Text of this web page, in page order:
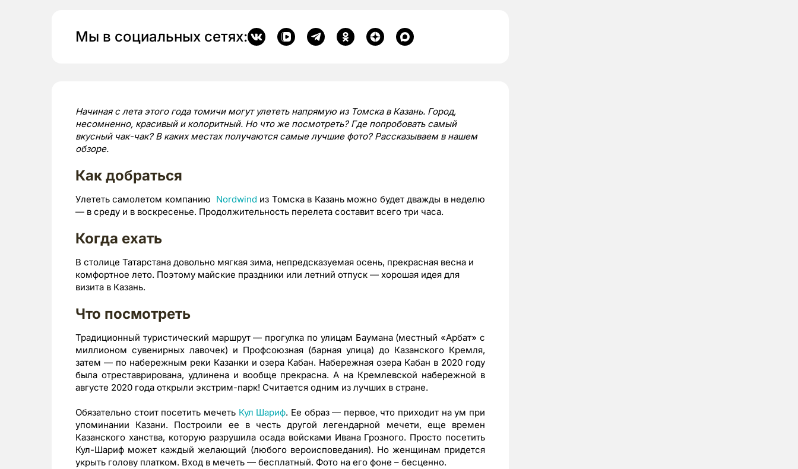
Мы в социальных сетях:
Начиная с лета этого года томичи могут улететь напрямую из Томска в Казань. Город,
несомненно, красивый и колоритный. Но что же посмотреть? Где попробовать самый
вкусный чак-чак? В каких местах получаются самые лучшие фото? Рассказываем в нашем
обзоре.
Как добраться
Улететь самолетом компанию Nordwind из Томска в Казань можно будет дважды в неделю
— в среду и в воскресенье. Продолжительность перелета составит всего три часа.
Когда ехать
В столице Татарстана довольно мягкая зима, непредсказуемая осень, прекрасная весна и
комфортное лето. Поэтому майские праздники или летний отпуск — хорошая идея для
визита в Казань.
Что посмотреть
Традиционный туристический маршрут — прогулка по улицам Баумана (местный «Арбат» с
миллионом сувенирных лавочек) и Профсоюзная (барная улица) до Казанского Кремля,
затем — по набережным реки Казанки и озера Кабан. Набережная озера Кабан в 2020 году
была отреставрирована, удлинена и вообще прекрасна. А на Кремлевской набережной в
августе 2020 года открыли экстрим-парк! Считается одним из лучших в стране.
Обязательно стоит посетить мечеть Кул Шариф. Ее образ — первое, что приходит на ум при
упоминании Казани. Построили ее в честь другой легендарной мечети, еще времен
Казанского ханства, которую разрушила осада войсками Ивана Грозного. Просто посетить
Кул-Шариф может каждый желающий (любого вероисповедания). Но женщинам придется
укрыть голову платком. Вход в мечеть — бесплатный. Фото на его фоне – бесценно.